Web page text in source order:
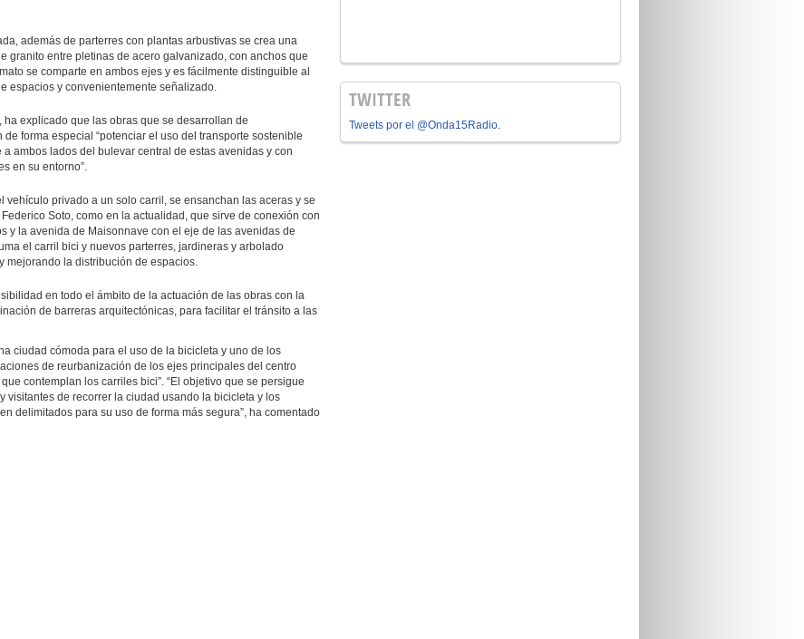
además de parterres con plantas arbustivas se crea una
granito entre pletinas de acero galvanizado, con anchos que
se comparte en ambos ejes y es fácilmente distinguible al
espacios y convenientemente señalizado.
explicado que las obras que se desarrollan de
forma especial “potenciar el uso del transporte sostenible
ambos lados del bulevar central de estas avenidas y con
en su entorno”.
vehículo privado a un solo carril, se ensanchan las aceras y se
Soto, como en la actualidad, que sirve de conexión con
y la avenida de Maisonnave con el eje de las avenidas de
el carril bici y nuevos parterres, jardineras y arbolado
mejorando la distribución de espacios.
en todo el ámbito de la actuación de las obras con la
de barreras arquitectónicas, para facilitar el tránsito a las
ciudad cómoda para el uso de la bicicleta y uno de los
de reurbanización de los ejes principales del centro
contemplan los carriles bici”. “El objetivo que se persigue
visitantes de recorrer la ciudad usando la bicicleta y los
delimitados para su uso de forma más segura”, ha comentado
TWITTER
Tweets por el @Onda15Radio.